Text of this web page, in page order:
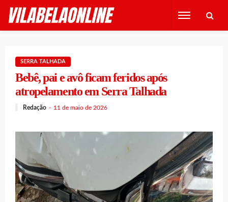
SERRA TALHADA
Bebê, pai e avô ficam feridos após
atropelamento em Serra Talhada
Redação 11 de maio de 2026